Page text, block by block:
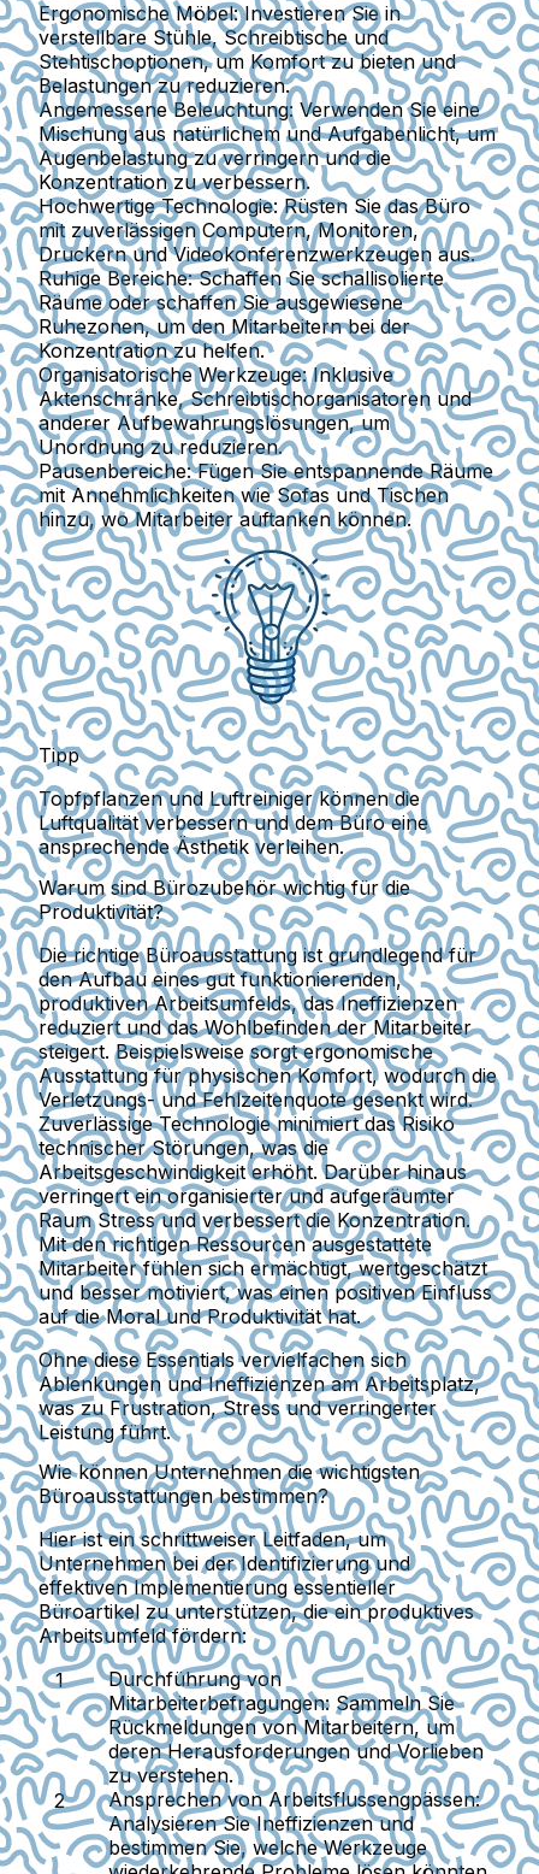
Ergonomische Möbel: Investieren Sie in
verstellbare Stühle, Schreibtische und
Stehtischoptionen, um Komfort zu bieten und
Belastungen zu reduzieren.
Angemessene Beleuchtung: Verwenden Sie eine
Mischung aus natürlichem und Aufgabenlicht, um
Augenbelastung zu verringern und die
Konzentration zu verbessern.
Hochwertige Technologie: Rüsten Sie das Büro
mit zuverlässigen Computern, Monitoren,
Druckern und Videokonferenzwerkzeugen aus.
Ruhige Bereiche: Schaffen Sie schallisolierte
Räume oder schaffen Sie ausgewiesene
Ruhezonen, um den Mitarbeitern bei der
Konzentration zu helfen.
Organisatorische Werkzeuge: Inklusive
Aktenschränke, Schreibtischorganisatoren und
anderer Aufbewahrungslösungen, um
Unordnung zu reduzieren.
Pausenbereiche: Fügen Sie entspannende Räume
mit Annehmlichkeiten wie Sofas und Tischen
hinzu, wo Mitarbeiter auftanken können.
Tipp
Topfpflanzen und Luftreiniger können die
Luftqualität verbessern und dem Büro eine
ansprechende Ästhetik verleihen.
Warum sind Bürozubehör wichtig für die
Produktivität?
Die richtige Büroausstattung ist grundlegend für
den Aufbau eines gut funktionierenden,
produktiven Arbeitsumfelds, das Ineffizienzen
reduziert und das Wohlbefinden der Mitarbeiter
steigert. Beispielsweise sorgt ergonomische
Ausstattung für physischen Komfort, wodurch die
Verletzungs- und Fehlzeitenquote gesenkt wird.
Zuverlässige Technologie minimiert das Risiko
technischer Störungen, was die
Arbeitsgeschwindigkeit erhöht. Darüber hinaus
verringert ein organisierter und aufgeräumter
Raum Stress und verbessert die Konzentration.
Mit den richtigen Ressourcen ausgestattete
Mitarbeiter fühlen sich ermächtigt, wertgeschätzt
und besser motiviert, was einen positiven Einfluss
auf die Moral und Produktivität hat.
Ohne diese Essentials vervielfachen sich
Ablenkungen und Ineffizienzen am Arbeitsplatz,
was zu Frustration, Stress und verringerter
Leistung führt.
Wie können Unternehmen die wichtigsten
Büroausstattungen bestimmen?
Hier ist ein schrittweiser Leitfaden, um
Unternehmen bei der Identifizierung und
effektiven Implementierung essentieller
Büroartikel zu unterstützen, die ein produktives
Arbeitsumfeld fördern:
Durchführung von
Mitarbeiterbefragungen: Sammeln Sie
Rückmeldungen von Mitarbeitern, um
deren Herausforderungen und Vorlieben
zu verstehen.
Ansprechen von Arbeitsflussengpässen:
Analysieren Sie Ineffizienzen und
bestimmen Sie, welche Werkzeuge